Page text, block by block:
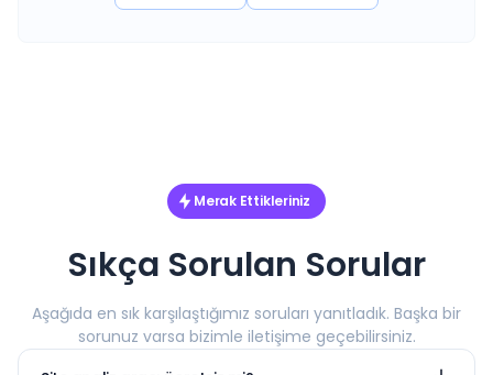
Merak Ettikleriniz
Sıkça Sorulan Sorular
Aşağıda en sık karşılaştığımız soruları yanıtladık. Başka bir
sorunuz varsa bizimle iletişime geçebilirsiniz.